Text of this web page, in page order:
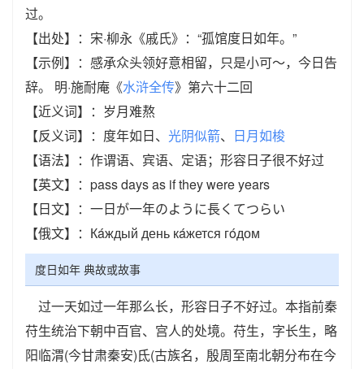
过。
【出处】：宋·柳永《戚氏》：“孤馆度日如年。”
【示例】：感承众头领好意相留，只是小可～，今日告
辞。 明·施耐庵《水浒全传》第六十二回
【近义词】：岁月难熬
【反义词】：度年如日、 光阴似箭、 日月如梭
【语法】：作谓语、宾语、定语；形容日子很不好过
【英文】：pass days as if they were years
【日文】：一日が一年のように長くてつらい
【俄文】：Кáждый день кáжется гóдом
度日如年 典故或故事
过一天如过一年那么长，形容日子不好过。本指前秦
苻生统治下朝中百官、宫人的处境。苻生，字长生，略
阳临渭(今甘肃秦安)氐(古族名，殷周至南北朝分布在今